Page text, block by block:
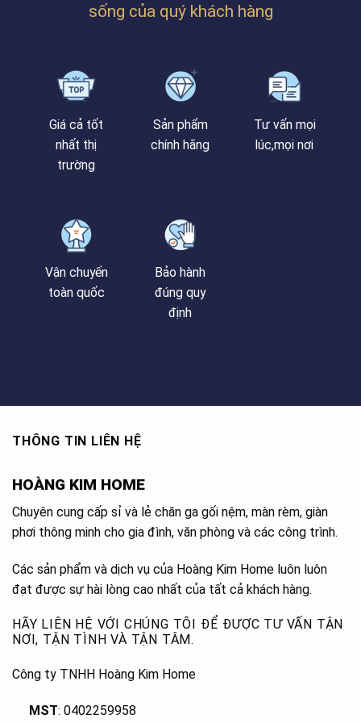
sống của quý khách hàng
Giá cả tốt
nhất thị
trường
Sản phẩm
chính hãng
Tư vấn mọi
lúc,mọi nơi
Vận chuyển
toàn quốc
Bảo hành
đúng quy
định
THÔNG TIN LIÊN HỆ
HOÀNG KIM HOME
Chuyên cung cấp sỉ và lẻ chăn ga gối nệm, màn rèm, giàn
phơi thông minh cho gia đình, văn phòng và các công trình.
Các sản phẩm và dịch vụ của Hoàng Kim Home luôn luôn
đạt được sự hài lòng cao nhất của tất cả khách hàng.
HÃY LIÊN HỆ VỚI CHÚNG TÔI ĐỂ ĐƯỢC TƯ VẤN TẬN
NƠI, TẬN TÌNH VÀ TẬN TÂM.
Công ty TNHH Hoàng Kim Home
MST: 0402259958